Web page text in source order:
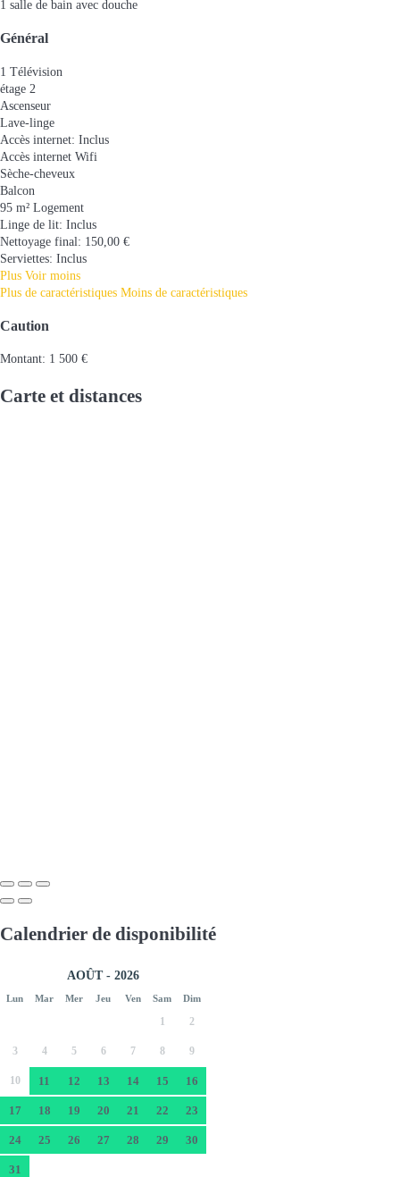
1 salle de bain avec douche
Général
1 Télévision
étage 2
Ascenseur
Lave-linge
Accès internet: Inclus
Accès internet Wifi
Sèche-cheveux
Balcon
95 m² Logement
Linge de lit: Inclus
Nettoyage final: 150,00 €
Serviettes: Inclus
Plus Voir moins
Plus de caractéristiques Moins de caractéristiques
Caution
Montant: 1 500 €
Carte et distances
Calendrier de disponibilité
AOÛT - 2026
Lun Mar Mer Jeu Ven Sam Dim
1 2
3 4 5 6 7 8 9
10 11 12 13 14 15 16
17 18 19 20 21 22 23
24 25 26 27 28 29 30
31